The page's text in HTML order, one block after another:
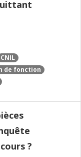
CNIL
de fonction
?